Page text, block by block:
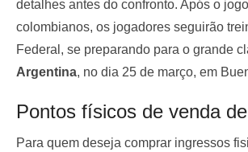
detalhes antes do confronto. Após o
colombianos, os jogadores seguirão
Federal, se preparando para o grande
Argentina, no dia 25 de março, em
Pontos físicos de venda
Para quem deseja comprar ingressos